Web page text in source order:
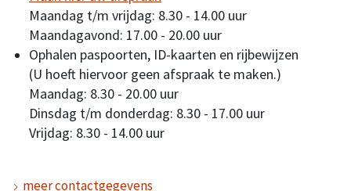
Maandag t/m vrijdag: 8.30 - 14.00 uur
Maandagavond: 17.00 - 20.00 uur
Ophalen paspoorten, ID-kaarten en rijbewijzen
(U hoeft hiervoor geen afspraak te maken.)
Maandag: 8.30 - 20.00 uur
Dinsdag t/m donderdag: 8.30 - 17.00 uur
Vrijdag: 8.30 - 14.00 uur
meer contactgegevens